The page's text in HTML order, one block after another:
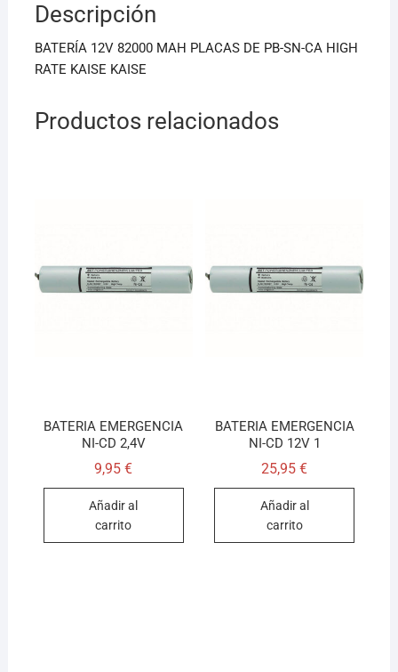
o
o
k
p
p
Descripción
BATERÍA 12V 82000 MAH PLACAS DE PB-SN-CA HIGH
RATE KAISE KAISE
Productos relacionados
BATERIA EMERGENCIA
NI-CD 2,4V
9,95€
Añadir al
carrito
BATERIA EMERGENCIA
NI-CD 12V 1
25,95€
Añadir al
carrito